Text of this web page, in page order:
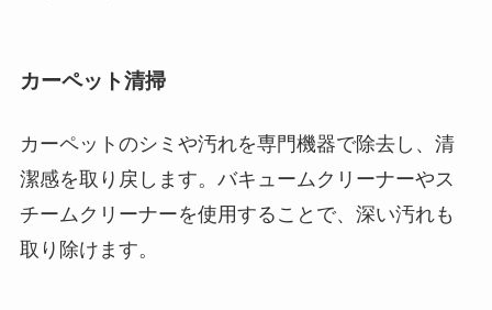
カーペット清掃
カーペットのシミや汚れを専門機器で除去し、清
潔感を取り戻します。バキュームクリーナーやス
チームクリーナーを使用することで、深い汚れも
取り除けます。